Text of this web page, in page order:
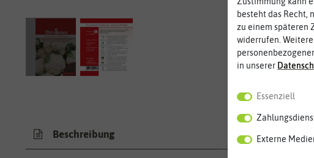
Beschreibung
besteht das
zu einem späteren
widerrufen.
in unserer
Essenziell
Externe